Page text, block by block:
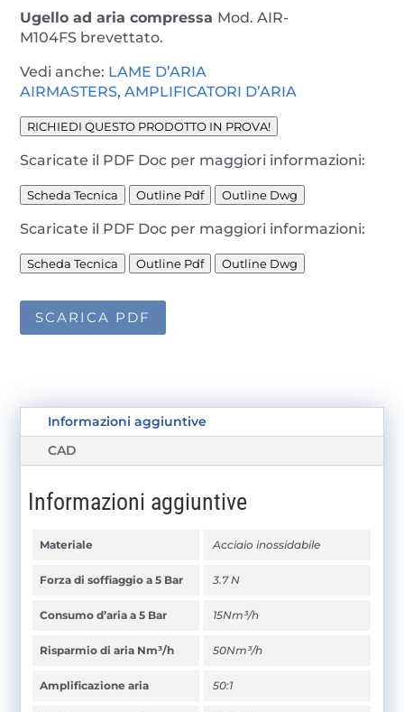
Ugello ad aria compressa Mod. AIR-
M104FS brevettato.
Vedi anche: LAME D’ARIA
AIRMASTERS,AMPLIFICATORI D’ARIA
RICHIEDI QUESTO PRODOTTO IN PROVA!
Scaricate il PDF Doc per maggiori informazioni:
Scheda Tecnica Outline Pdf Outline Dwg
Scaricate il PDF Doc per maggiori informazioni:
Scheda Tecnica Outline Pdf Outline Dwg
SCARICA PDF
Informazioni aggiuntive
CAD
Informazioni aggiuntive
Materiale Acciaio inossidabile
Forza di soffiaggio a 5 Bar 3.7 N
Consumo d’aria a 5 Bar 15Nm³/h
Risparmio di aria Nm³/h 50Nm³/h
Amplificazione aria 50:1